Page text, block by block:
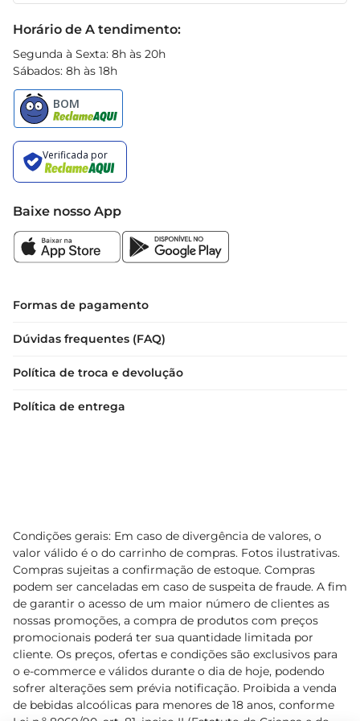
refeições. Seja em um risoto, uma salada ou
como acompanhamento, este arroz é a escolha
certa paraquem aprecia uma boa gastronomia.
Compromisso com a qualidade
brasileiro pela sua dedicação em oferecer
produtos de alta qualidade. O Arroz Branco T1
passa por rigorosos processos de seleção e
controle, garantindo que você leve para casa um
produto que atende aos mais altos padrões de
tradição e o sabor da culinária brasileira para a
sua mesa.
Especificações do produto
Ideal para: Cozimento rápido e versátil
Horário de A tendimento:
Segunda à Sexta: 8h às 20h
Sábados: 8h às 18h
Baixe nosso App
Formas de pagamento
Dúvidas frequentes (FAQ)
Política de troca e devolução
Política de entrega
Condições gerais: Em caso de divergência de valores, o
valor válido é o do carrinho de compras. Fotos ilustrativas.
Compras sujeitas a confirmação de estoque. Compras
podem ser canceladas em caso de suspeita de fraude. A fim
de garantir o acesso de um maior número de clientes as
nossas promoções, a compra de produtos com preços
promocionais poderá ter sua quantidade limitada por
cliente. Os preços, ofertas e condições são exclusivos para
o e-commerce e válidos durante o dia de hoje, podendo
sofrer alterações sem prévia notificação. Proibida a venda
de bebidas alcoólicas para menores de 18 anos, conforme